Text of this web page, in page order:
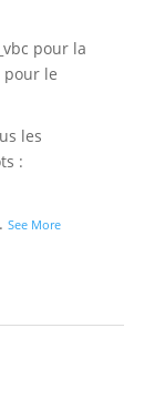
pour la
pour le
les
:
See More